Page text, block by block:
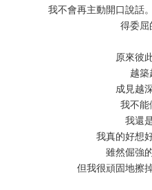
我不會再主動開口說話
得委屈
原來彼
越築
成見越
我不能
我還
我真的好想
雖然倔強
但我很頑固地擦